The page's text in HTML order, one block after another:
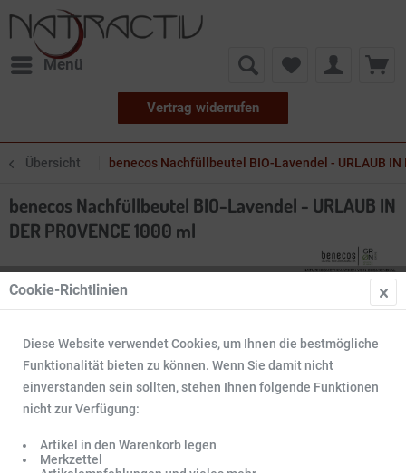
Menü
Vertrag widerrufen
Übersicht benecos Nachfüllbeutel BIO-Lavendel - URLAUB IN
benecos Nachfüllbeutel BIO-Lavendel - URLAUB IN
DER PROVENCE 1000 ml
Cookie-Richtlinien
Diese Website verwendet Cookies, um Ihnen die bestmögliche
Funktionalität bieten zu können. Wenn Sie damit nicht
einverstanden sein sollten, stehen Ihnen folgende Funktionen
nicht zur Verfügung:
Artikel in den Warenkorb legen
Merkzettel